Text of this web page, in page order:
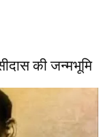
की जन्मभूमि